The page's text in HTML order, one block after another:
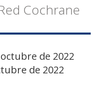
Cochrane
de 2022
de 2022